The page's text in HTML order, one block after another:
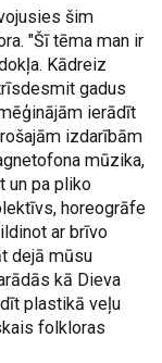
šim
"Šī tēma man ir
Kādreiz
gadus
ierādīt
izdarībām
mūzika,
un pa pliko
horeogrāfe
ar brīvo
dejā mūsu
kā Dieva
plastikā veļu
folkloras